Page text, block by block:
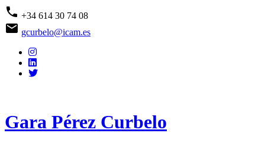
Pasar
contenido
phone +34 614 30 74 08
email gcurbelo@icam.es
Gara Pérez Curbelo